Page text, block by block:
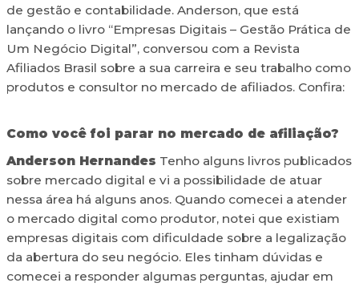
de gestão e contabilidade. Anderson, que está
lançando o livro “Empresas Digitais – Gestão Prática de
Um Negócio Digital”, conversou com a Revista
Afiliados Brasil sobre a sua carreira e seu trabalho como
produtos e consultor no mercado de afiliados. Confira:
Como você foi parar no mercado de afiliação?
Anderson Hernandes Tenho alguns livros publicados
sobre mercado digital e vi a possibilidade de atuar
nessa área há alguns anos. Quando comecei a atender
o mercado digital como produtor, notei que existiam
empresas digitais com dificuldade sobre a legalização
da abertura do seu negócio. Eles tinham dúvidas e
comecei a responder algumas perguntas, ajudar em